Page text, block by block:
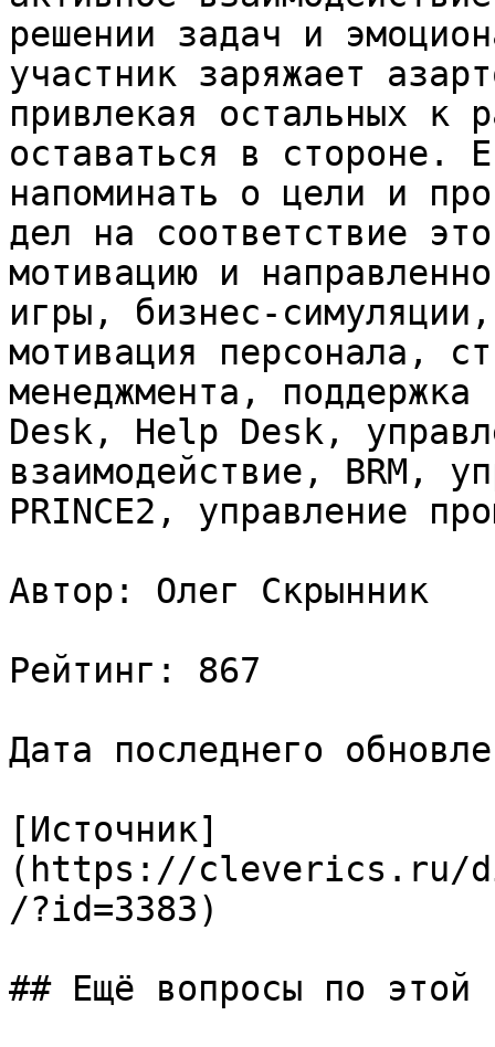
решении задач и
участник заряжает
привлекая остальных к
оставаться в стороне.
напоминать о цели и
дел на соответствие
мотивацию и
игры, бизнес-
мотивация персонала,
менеджмента,
Desk, Help Desk,
взаимодействие, BRM,
PRINCE2, управление
Автор: Олег Скрынник
Рейтинг: 867
Дата последнего
[Источник]
(https://cleverics.ru/
/?id=3383)
## Ещё вопросы по этой